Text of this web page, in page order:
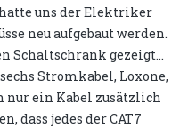
uns der Elektriker
neu aufgebaut werden.
Schaltschrank gezeigt...
Stromkabel, Loxone,
nur ein Kabel zusätzlich
dass jedes der CAT7